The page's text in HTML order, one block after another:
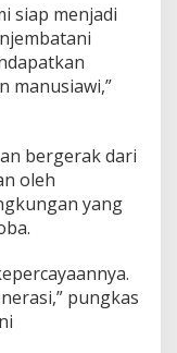
siap menjadi
manusiawi,”
bergerak dari
oleh
yang
pungkas